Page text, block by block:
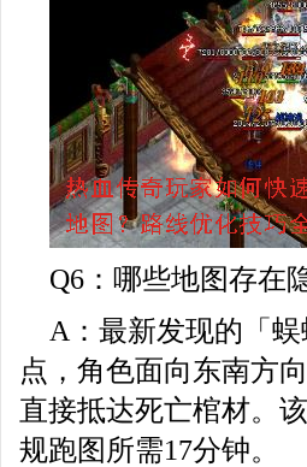
Q6：哪些地图存在
A：最新发现的「
点，角色面向东南方
直接抵达死亡棺材。
规跑图所需17分钟。